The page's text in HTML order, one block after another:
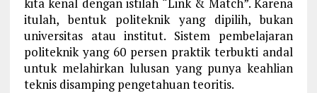
itulah, bentuk politeknik yang dipilih, bukan
universitas atau institut. Sistem pembelajaran
politeknik yang 60 persen praktik terbukti andal
untuk melahirkan lulusan yang punya keahlian
teknis disamping pengetahuan teoritis.